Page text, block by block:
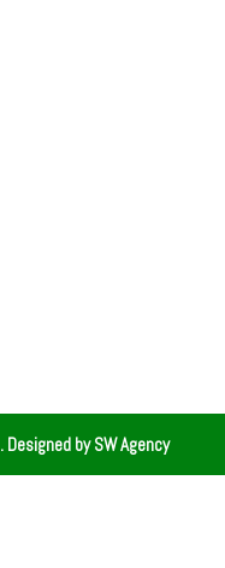
. Designed bySW Agency